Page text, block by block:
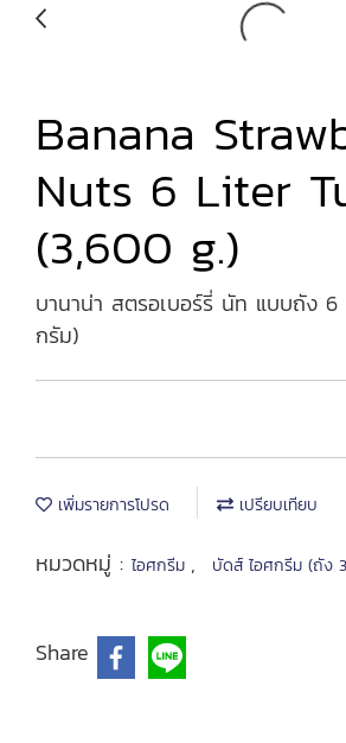
Banana
Nuts 6 Liter
(3,600 g.)
บานาน่า สตรอเบอร์รี่ นัท แบบถัง
กรัม)
เพิ่มรายการโปรด เปรียบเทียบ
หมวดหมู่ : ไอศกรีม , บัดส์ ไอศกรีม (ถัง
Share